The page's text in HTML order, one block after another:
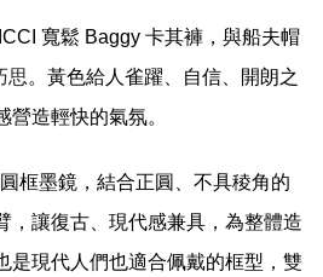
寬鬆 Baggy 卡其褲，與船夫帽
思。黃色給人雀躍、自信、開朗之
營造輕快的氣氛。
框墨鏡，結合正圓、不具稜角的
，讓復古、現代感兼具，為整體造
是現代人們也適合佩戴的框型，雙